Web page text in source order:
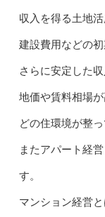
収入を得る土地
建設費用などの
さらに安定した
地価や賃料相場
どの住環境が整
またアパート経
す。
マンション経営